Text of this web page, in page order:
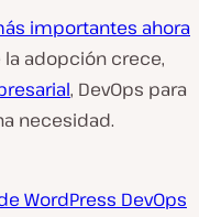
importantes ahora
adopción crece,
, DevOps para
necesidad.
WordPress DevOps